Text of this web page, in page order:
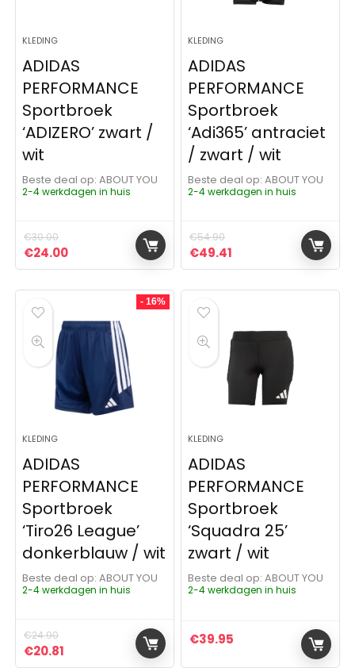
KLEDING
ADIDAS
PERFORMANCE
Sportbroek
‘ADIZERO’ zwart /
wit
Beste deal op:
ABOUT YOU
2-4 werkdagen in huis
€30.00
Oorspronkelijke prijs was: €30.00.
€24.00Huidige prijs is: €24.00.
KLEDING
ADIDAS
PERFORMANCE
Sportbroek
‘Adi365’ antraciet
/ zwart / wit
Beste deal op:
ABOUT YOU
2-4 werkdagen in huis
€54.90
Oorspronkelijke prijs
€49.41 Huidige prijs is:
- 16%
KLEDING
ADIDAS
PERFORMANCE
Sportbroek
‘Tiro26 League’
donkerblauw / wit
Beste deal op:
ABOUT YOU
2-4 werkdagen in huis
€24.90
Oorspronkelijke prijs was: €24.90.
€20.81 Huidige prijs is: €20.81.
KLEDING
ADIDAS
PERFORMANCE
Sportbroek
‘Squadra 25’
zwart / wit
Beste deal op:
ABOUT YOU
2-4 werkdagen in huis
€39.95